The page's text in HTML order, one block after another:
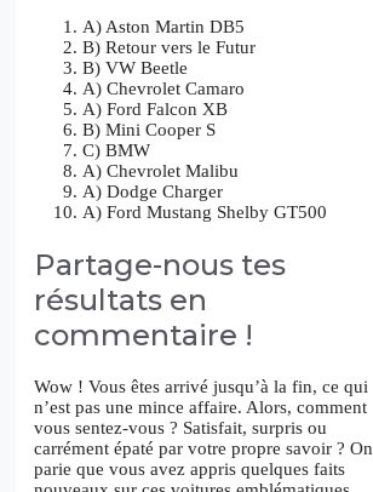
A) Aston Martin DB5
B) Retour vers le Futur
B) VW Beetle
A) Chevrolet Camaro
A) Ford Falcon XB
B) Mini Cooper S
C) BMW
A) Chevrolet Malibu
A) Dodge Charger
A) Ford Mustang Shelby GT500
Partage-nous tes
résultats en
commentaire !
Wow ! Vous êtes arrivé jusqu’à la fin, ce qui
n’est pas une mince affaire. Alors, comment
vous sentez-vous ? Satisfait, surpris ou
carrément épaté par votre propre savoir ? On
parie que vous avez appris quelques faits